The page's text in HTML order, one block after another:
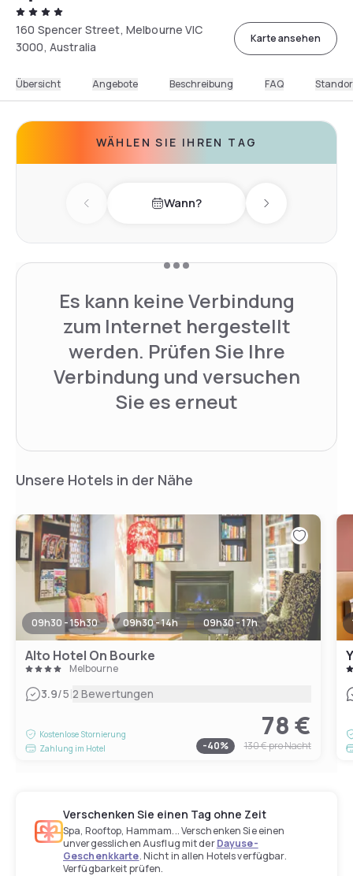
160 Spencer Street, Melbourne VIC
3000, Australia
Karte ansehen
Übersicht Angebote Beschreibung FAQ
WÄHLEN SIE IHREN TAG
Previous day Wann? Next day
Es kann keine Verbindung
zum Internet hergestellt
werden. Prüfen Sie Ihre
Verbindung und versuchen
Sie es erneut
Unsere Hotels in der Nähe
09h30 - 15h30 09h30 - 14h 09h30 - 17h
Alto Hotel On Bourke
Melbourne
3.9/5|2 Bewertungen
Kostenlose Stornierung
Zahlung im Hotel
78 €
-40% 130 €pro Nacht
Verschenken Sie einen Tag ohne Zeit
Spa, Rooftop, Hammam... Verschenken Sie einen
unvergesslichen Ausflug mit derDayuse-
Geschenkkarte. Nicht in allen Hotels verfügbar.
Verfügbarkeit prüfen.